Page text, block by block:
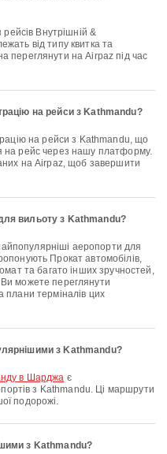
від типу квитка та
переглянути на Airpaz під час
на рейси з Kathmandu?
на рейс через нашу платформу.
на Airpaz, щоб завершити
вильоту з Kathmandu?
аеропорти для
Прокат автомобілів,
та багато інших зручностей,
можете переглянути
плани терміналів цих
з Kathmandu?
в Шарджа є
з Kathmandu. Ці маршрути
подорожі.
з Kathmandu?